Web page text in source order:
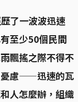
了一波波迅速
至少50個民間
飄搖之際不得不
憂慮——迅速的瓦
人怎麼辦，組織